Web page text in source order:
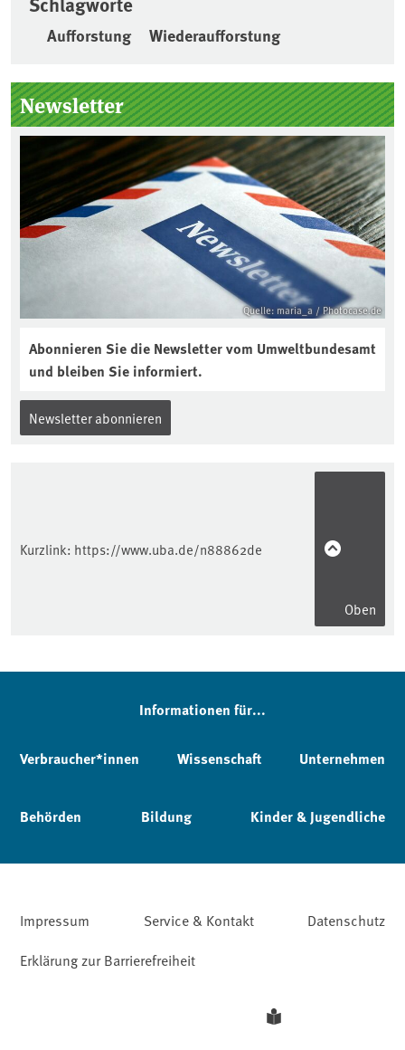
Aufforstung Wiederaufforstung
Seitenleiste
Newsletter
Quelle: maria_a / Photocase.de
Abonnieren Sie die Newsletter vom Umweltbundesamt
und bleiben Sie informiert.
Newsletter abonnieren
Kurzlink: https://www.uba.de/n88862de
Oben
Informationen für...
Verbraucher*innen Wissenschaft Unternehmen
Behörden Bildung Kinder & Jugendliche
Impressum Service & Kontakt
Datenschutz
Erklärung zur Barrierefreiheit